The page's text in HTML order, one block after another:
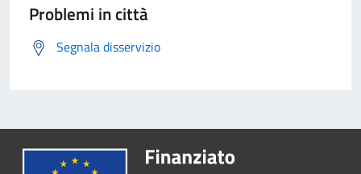
Problemi in città
Segnala disservizio